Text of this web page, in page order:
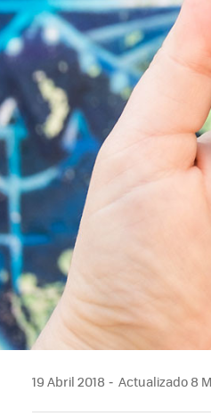
19 Abril 2018 Actualizado 8